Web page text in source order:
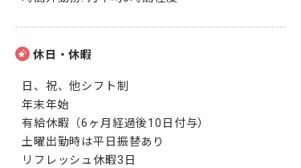
休日・休暇
日、祝、他シフト制
年末年始
有給休暇（6ヶ月経過後10日付与）
土曜出勤時は平日振替あり
リフレッシュ休暇3日